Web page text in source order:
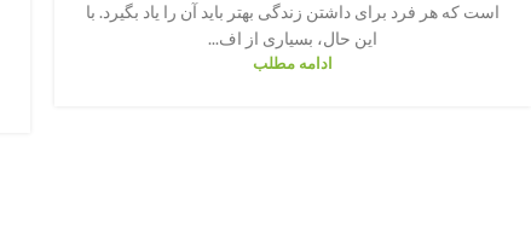
است که هر فرد برای داشتن زندگی بهتر باید آن را یاد بگیرد. با
این حال، بسیاری از اف...
ادامه مطلب